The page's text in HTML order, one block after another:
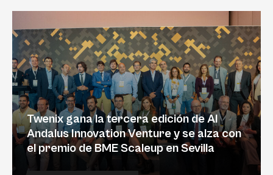
Twenix gana la tercera edición de Al
Andalus Innovation Venture y se alza con
el premio de BME Scaleup en Sevilla